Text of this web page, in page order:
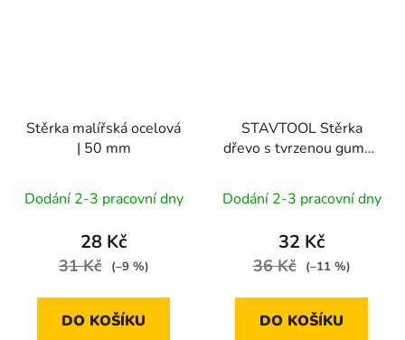
Stěrka malířská ocelová
| 50 mm
Dodání 2-3 pracovní dny
28 Kč
31 Kč (–9 %)
DO KOŠÍKU
STAVTOOL Stěrka
dřevo s tvrzenou gumou
Dodání 2-3 pracovní dny
32 Kč
36 Kč (–11 %)
DO KOŠÍKU